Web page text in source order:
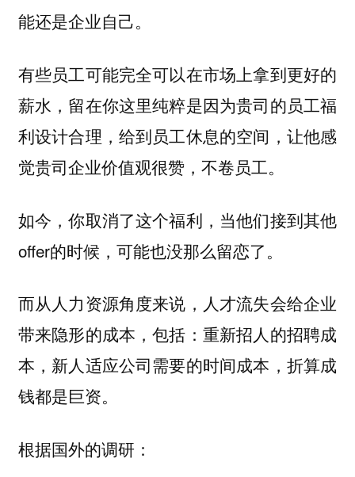
能还是企业自己。
有些员工可能完全可以在市场上拿到更好的
薪水，留在你这里纯粹是因为贵司的员工福
利设计合理，给到员工休息的空间，让他感
觉贵司企业价值观很赞，不卷员工。
如今，你取消了这个福利，当他们接到其他
offer的时候，可能也没那么留恋了。
而从人力资源角度来说，人才流失会给企业
带来隐形的成本，包括：重新招人的招聘成
本，新人适应公司需要的时间成本，折算成
钱都是巨资。
根据国外的调研：